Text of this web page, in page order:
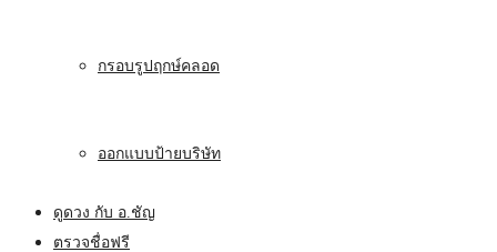
กรอบรูปฤกษ์คลอด
ออกแบบป้ายบริษัท
ดูดวง กับ อ.ชัญ
ตรวจชื่อฟรี